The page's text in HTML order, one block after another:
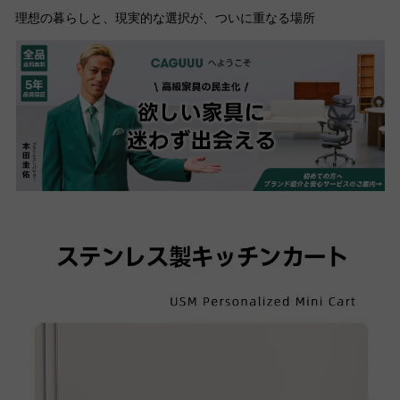
理想の暮らしと、現実的な選択が、ついに重なる場所